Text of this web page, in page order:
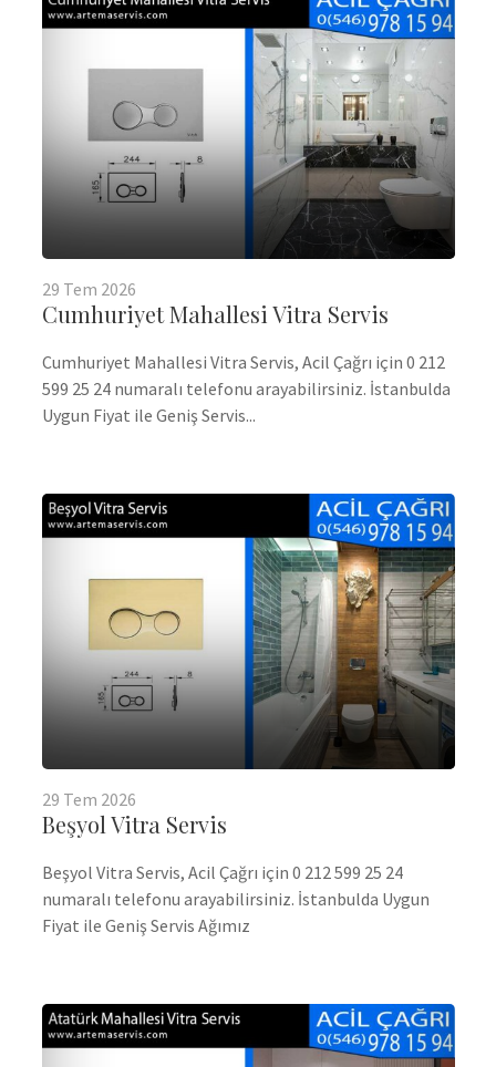
29 Tem 2026
Cumhuriyet Mahallesi Vitra Servis
Cumhuriyet Mahallesi Vitra Servis, Acil Çağrı için 0 212
599 25 24 numaralı telefonu arayabilirsiniz. İstanbulda
Uygun Fiyat ile Geniş Servis...
29 Tem 2026
Beşyol Vitra Servis
Beşyol Vitra Servis, Acil Çağrı için 0 212 599 25 24
numaralı telefonu arayabilirsiniz. İstanbulda Uygun
Fiyat ile Geniş Servis Ağımız